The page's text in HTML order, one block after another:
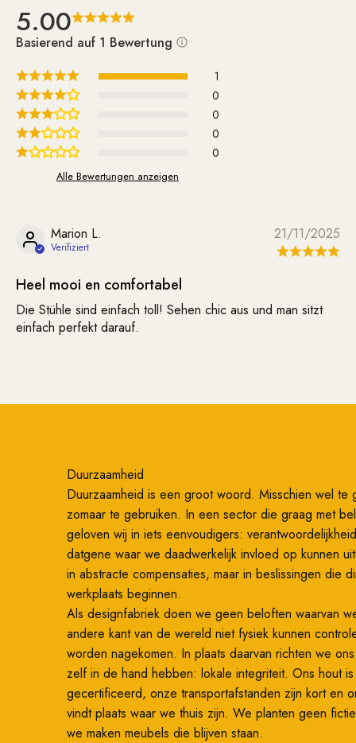
Basierend auf 1 Bewertung
5.00
1
0
0
0
0
Alle Bewertungen anzeigen
21/11/2025
Marion L.
Heel mooi en comfortabel
Die Stühle sind einfach toll! Sehen chic aus und man sitzt
einfach perfekt darauf.
Duurzaamheid
Duurzaamheid is een groot woord. Misschien wel te
zomaar te gebruiken. In een sector die graag met
geloven wij in iets eenvoudigers:
datgene waar we daadwerkelijk invloed op kunnen
in abstracte compensaties, maar in beslissingen die
werkplaats beginnen.
Als designfabriek doen we geen beloften waarvan
andere kant van de wereld niet fysiek kunnen
worden nagekomen. In plaats daarvan richten we
zelf in de hand hebben: lokale integriteit. Ons hout is
gecertificeerd, onze transportafstanden zijn kort en
vindt plaats waar we thuis zijn. We planten geen
we maken meubels die blijven staan.